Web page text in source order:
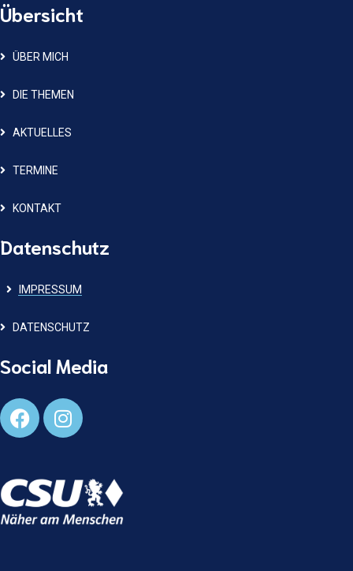
Übersicht
ÜBER MICH
DIE THEMEN
AKTUELLES
TERMINE
KONTAKT
Datenschutz
IMPRESSUM
DATENSCHUTZ
Social Media